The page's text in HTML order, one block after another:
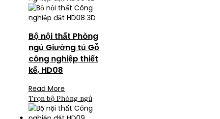
Bộ nội thất Phòng
ngủ Giường tủ Gỗ
công nghiệp thiết
kế, HD08
Read More
Trọn bộ Phòng ngủ